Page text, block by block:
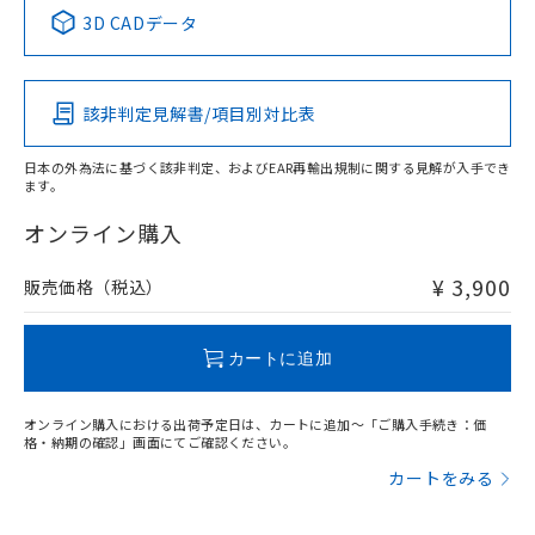
Pb Hg Cd Cr(VI)
O
在庫等で未対応品が混在する可能性があります。
問い合わせください。
この製品の規格認証/適合状況ページへ
その他の認証はこちらのページからご検索ください
3D CADデータ
該非判定見解書/項目別対比表
日本の外為法に基づく該非判定、およびEAR再輸出規制に関する見解が入手でき
ます。
オンライン購入
販売価格（税込） ¥ 3,900
カートに追加
オンライン購入における出荷予定日は、カートに追加～「ご購入手続き：価
格・納期の確認」画面にてご確認ください。
カートをみる